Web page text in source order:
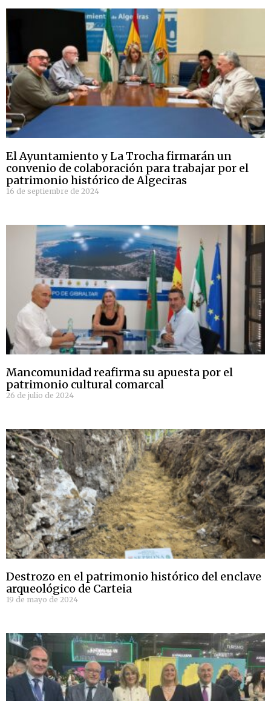
El Ayuntamiento y La Trocha firmarán un
convenio de colaboración para trabajar por el
patrimonio histórico de Algeciras
16 de septiembre de 2024
Mancomunidad reafirma su apuesta por el
patrimonio cultural comarcal
26 de julio de 2024
Destrozo en el patrimonio histórico del enclave
arqueológico de Carteia
19 de mayo de 2024